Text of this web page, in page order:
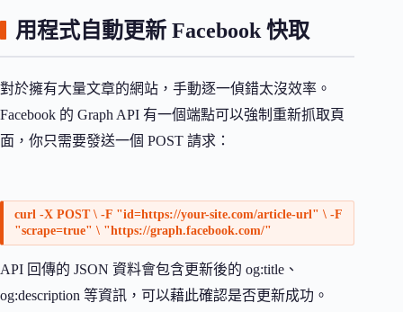
用程式自動更新 Facebook 快取
對於擁有大量文章的網站，手動逐一偵錯太沒效率。
Facebook 的 Graph API 有一個端點可以強制重新抓取頁
面，你只需要發送一個 POST 請求：
curl -X POST \ -F "id=https://your-site.com/article-url" \ -F
"scrape=true" \ "https://graph.facebook.com/"
API 回傳的 JSON 資料會包含更新後的 og:title、
og:description 等資訊，可以藉此確認是否更新成功。